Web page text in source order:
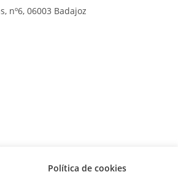
nº6, 06003 Badajoz
Política de cookies